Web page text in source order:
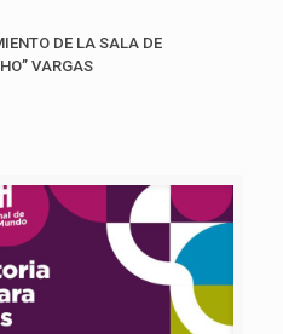
DE LA SALA DE
VARGAS